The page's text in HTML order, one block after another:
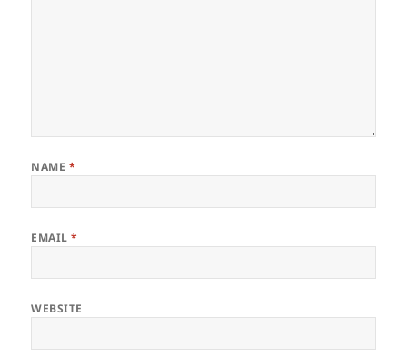
NAME *
EMAIL*
WEBSITE